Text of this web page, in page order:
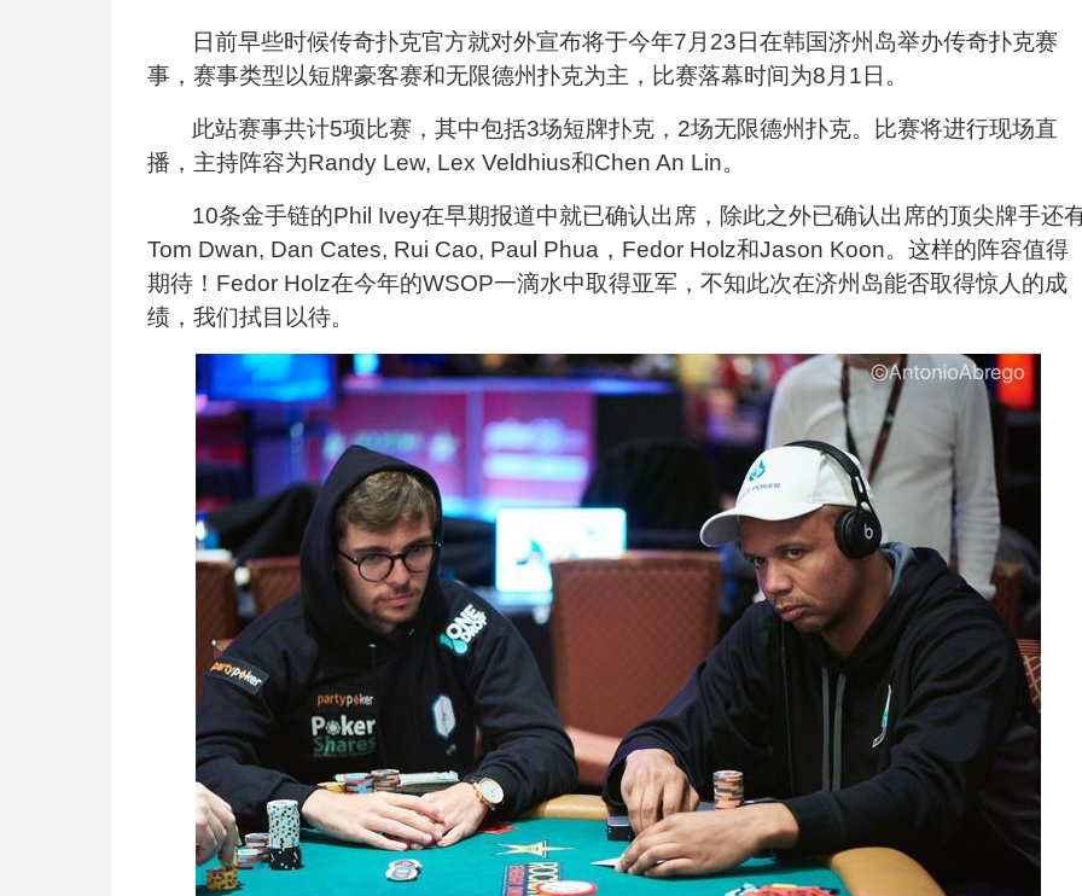
日前早些时候传奇扑克官方就对外宣布将于今年7 月 23 日在韩国济州岛举办传奇扑克赛
事，赛事类型以短牌豪客赛和无限德州扑克为主，比赛落幕时间为8 月 1 日。
此站赛事共计5项比赛，其中包括3场短牌扑克， 2场无限德州扑克。比赛将进行现场直
播，主持阵容为Randy Lew, Lex Veldhius和Chen An Lin。
10条金手链的Phil Ivey在早期报道中就已确认出席，除此之外已确认出席的顶尖牌手还
Tom Dwan, Dan Cates, Rui Cao, Paul Phua ， Fedor Holz和Jason Koon。这样的阵容值得
期待！ Fedor Holz在今年的WSOP一滴水中取得亚军，不知此次在济州岛能否取得惊人的成
绩，我们拭目以待。